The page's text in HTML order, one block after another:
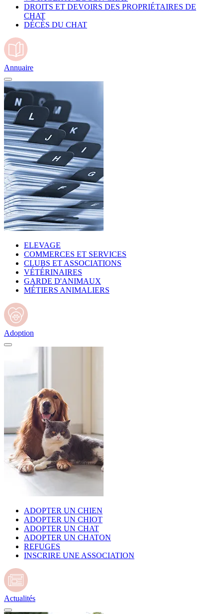
DROITS ET DEVOIRS DES PROPRIÉTAIRES DE
CHAT
DÉCÈS DU CHAT
Annuaire
ELEVAGE
COMMERCES ET SERVICES
CLUBS ET ASSOCIATIONS
VÉTÉRINAIRES
GARDE D'ANIMAUX
MÉTIERS ANIMALIERS
Adoption
ADOPTER UN CHIEN
ADOPTER UN CHIOT
ADOPTER UN CHAT
ADOPTER UN CHATON
REFUGES
INSCRIRE UNE ASSOCIATION
Actualités